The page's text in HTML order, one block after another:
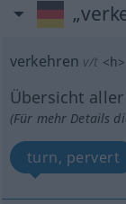
verkehren v/t <h>
Übersicht
(Für mehr Details
turn, pervert